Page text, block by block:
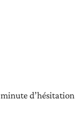
d’hésitation